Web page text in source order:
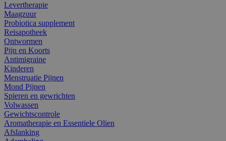
Levertherapie
Maagzuur
Probiotica supplement
Reisapotheek
Ontwormen
Pijn en Koorts
Antimigraine
Kinderen
Menstruatie Pijnen
Mond Pijnen
Spieren en gewrichten
Volwassen
Gewichtscontrole
Aromatherapie en Essentiele Olien
Afslanking